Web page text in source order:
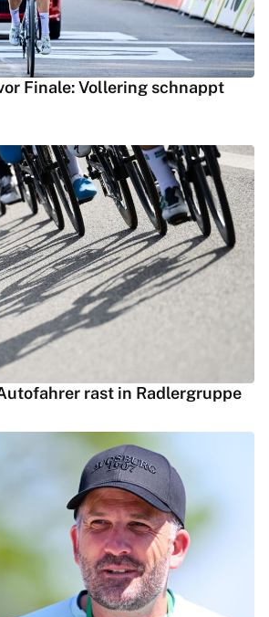
Finale: Vollering schnappt
rast in Radlergruppe